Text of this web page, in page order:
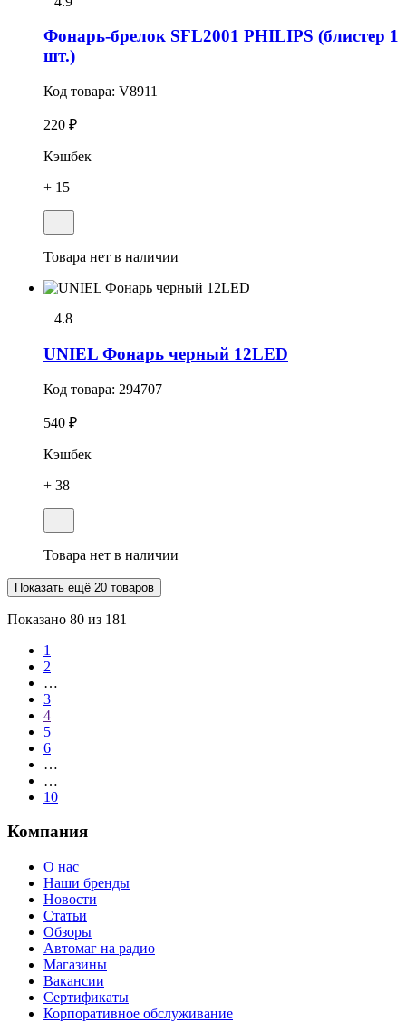
Фонарь-брелок SFL2001 PHILIPS (блистер 1
шт.)
Код товара: V8911
220 ₽
Кэшбек
+ 15
Товара нет в наличии
4.8
UNIEL Фонарь черный 12LED
Код товара: 294707
540 ₽
Кэшбек
+ 38
Товара нет в наличии
Показать ещё 20 товаров
Показано 80 из 181
1
2
…
3
4
5
6
…
…
10
Компания
О нас
Наши бренды
Новости
Статьи
Обзоры
Автомаг на радио
Магазины
Вакансии
Сертификаты
Корпоративное обслуживание